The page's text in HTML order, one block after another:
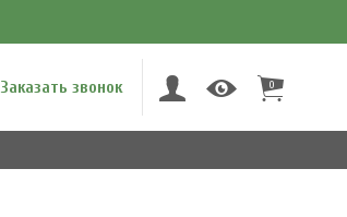
Заказать звонок 0